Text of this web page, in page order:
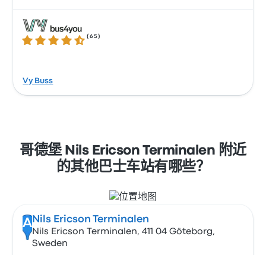
4.3 / 5 星 (65 )
Vy Buss
哥德堡 Nils Ericson Terminalen 附近
的其他巴士车站有哪些？
A Nils Ericson Terminalen
Nils Ericson Terminalen, 411 04 Göteborg,
Sweden